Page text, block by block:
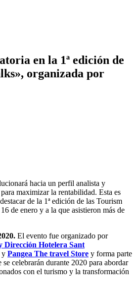
en la 1ª edición de
organizada por
hacia un perfil analista y
maximizar la rentabilidad. Esta es
de la 1ª edición de las Tourism
de enero y a la que asistieron más de
El evento fue organizado por
Dirección Hotelera Sant
y Pangea The travel Store y forma parte
celebrarán durante 2020 para abordar
con el turismo y la transformación